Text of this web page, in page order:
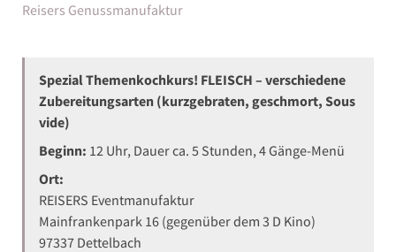
Reisers Genussmanufaktur
Spezial Themenkochkurs! FLEISCH – verschiedene
Zubereitungsarten (kurzgebraten, geschmort, Sous
vide)
Beginn: 12 Uhr, Dauer ca. 5 Stunden, 4 Gänge-Menü
Ort:
REISERS Eventmanufaktur
Mainfrankenpark 16 (gegenüber dem 3 D Kino)
97337 Dettelbach